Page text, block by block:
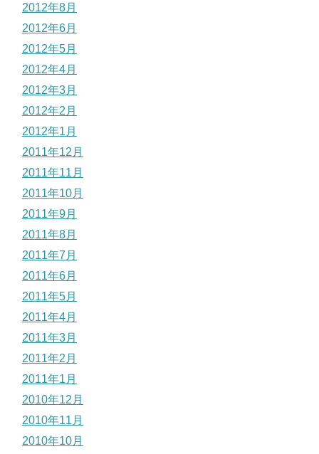
2012年8月
2012年6月
2012年5月
2012年4月
2012年3月
2012年2月
2012年1月
2011年12月
2011年11月
2011年10月
2011年9月
2011年8月
2011年7月
2011年6月
2011年5月
2011年4月
2011年3月
2011年2月
2011年1月
2010年12月
2010年11月
2010年10月